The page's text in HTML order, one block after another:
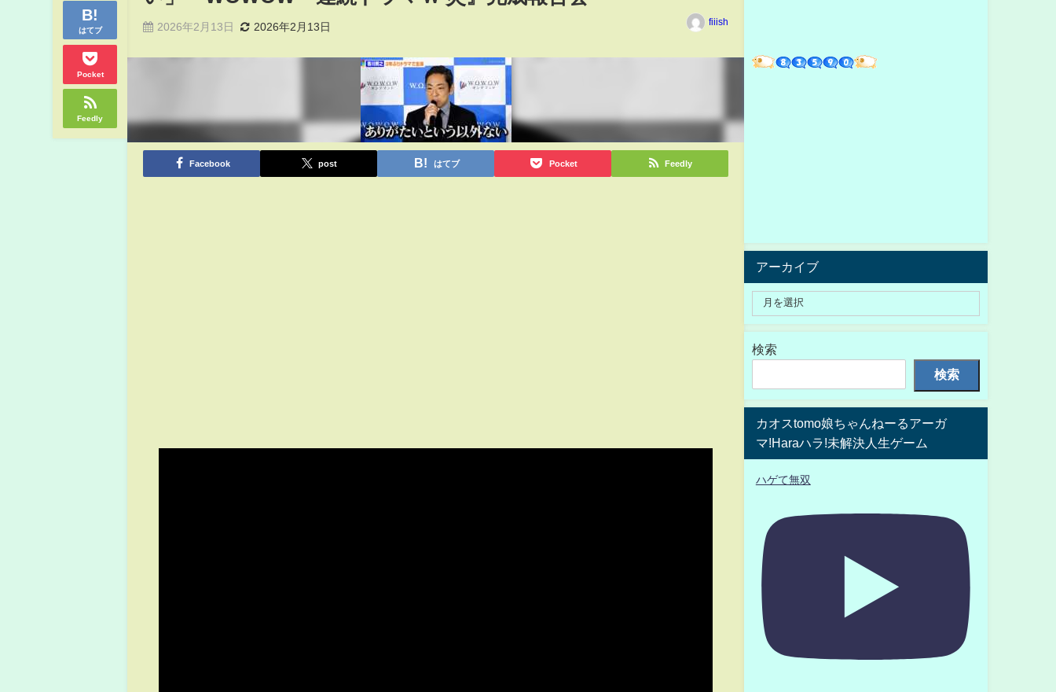
はてブ
Pocket
Feedly
2026年2月13日 2026年2月13日 fiiish
Facebook post はてブ Pocket Feedly
アーカイブ
検索
検索
カオスtomo娘ちゃんねーるアーガ
マ!Haraハラ!未解決人生ゲーム
ハゲて無双